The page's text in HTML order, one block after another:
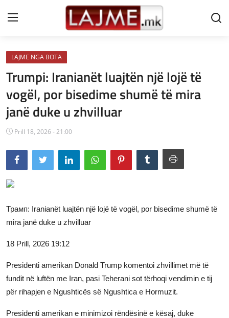
Shtëpi
LAJME MAQEDONI
SHQIPERI
KOSOVA
LAJME NGA BOTA
SHOWBIZ
SHENDETI
JETA
Gallery
Shqip
LAJME NGA BOTA
Trumpi: Iranianët luajtën një lojë të
vogël, por bisedime shumë të mira
janë duke u zhvilluar
Prill 18, 2026 - 21:00
Трамп: Iranianët luajtën një lojë të vogël, por bisedime shumë të
mira janë duke u zhvilluar
18 Prill, 2026 19:12
Presidenti amerikan Donald Trump komentoi zhvillimet më të
fundit në luftën me Iran, pasi Teherani sot tërhoqi vendimin e tij
për rihapjen e Ngushticës së Ngushtica e Hormuzit.
Presidenti amerikan e minimizoi rëndësinë e kësaj, duke